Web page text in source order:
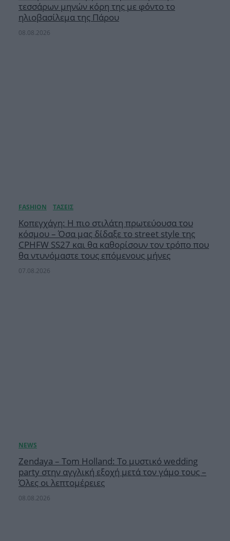
τεσσάρων μηνών κόρη της με φόντο το
ηλιοβασίλεμα της Πάρου
08.08.2026
Κοπεγχάγη: Η πιο στιλάτη πρωτεύουσα του
κόσμου – Όσα μας δίδαξε το street style της
CPHFW SS27 και θα καθορίσουν τον τρόπο που
θα ντυνόμαστε τους επόμενους μήνες
07.08.2026
Zendaya – Tom Holland: Το μυστικό wedding
party στην αγγλική εξοχή μετά τον γάμο τους –
Όλες οι λεπτομέρειες
08.08.2026